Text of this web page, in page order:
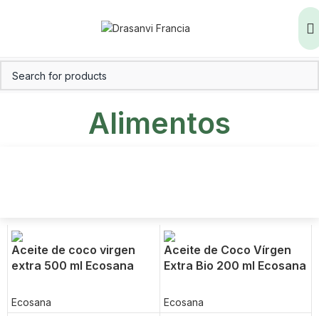
Alimentos
Aceite de coco virgen
extra 500 ml Ecosana
Ecosana
Aceite de Coco Vírgen
Extra Bio 200 ml Ecosana
Ecosana